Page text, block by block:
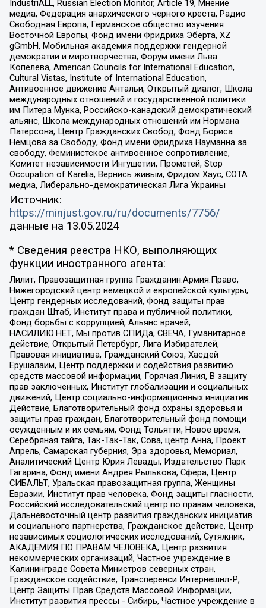
IndustriALL, Russian Election Monitor, Article 19, Мнение
медиа, Федерация анархического черного креста, Радио
Свободная Европа, Германское общество изучения
Восточной Европы, Фонд имени Фридриха Эберта, XZ
gGmbH, Мобильная академия поддержки гендерной
демократии и миротворчества, Форум имени Льва
Копелева, American Councils for International Education,
Cultural Vistas, Institute of International Education,
Антивоенное движение Антальи, Открытый диалог, Школа
международных отношений и государственной политики
им Питера Мунка, Российско-канадский демократический
альянс, Школа международных отношений им Нормана
Патерсона, Центр Гражданских Свобод, Фонд Бориса
Немцова за Свободу, Фонд имени Фридриха Науманна за
свободу, Феминистское антивоенное сопротивление,
Комитет независимости Ингушетии, Прометей, Stop
Occupation of Karelia, Вернись живым, Фридом Хаус, СОТА
медиа, Либерально-демократическая Лига Украины
Источник:
https://minjust.gov.ru/ru/documents/7756/
данные на 13.05.2024
* Сведения реестра НКО, выполняющих
функции иностранного агента:
Лилит, Правозащитная группа Гражданин.Армия.Право,
Нижегородский центр немецкой и европейской культуры,
Центр гендерных исследований, Фонд защиты прав
граждан Штаб, Институт права и публичной политики,
Фонд борьбы с коррупцией, Альянс врачей,
НАСИЛИЮ.НЕТ, Мы против СПИДа, СВЕЧА, Гуманитарное
действие, Открытый Петербург, Лига Избирателей,
Правовая инициатива, Гражданский Союз, Хасдей
Ерушалаим, Центр поддержки и содействия развитию
средств массовой информации, Горячая Линия, В защиту
прав заключенных, Институт глобализации и социальных
движений, Центр социально-информационных инициатив
Действие, Благотворительный фонд охраны здоровья и
защиты прав граждан, Благотворительный фонд помощи
осужденным и их семьям, Фонд Тольятти, Новое время,
Серебряная тайга, Так-Так-Так, Сова, центр Анна, Проект
Апрель, Самарская губерния, Эра здоровья, Мемориал,
Аналитический Центр Юрия Левады, Издательство Парк
Гагарина, Фонд имени Андрея Рылькова, Сфера, Центр
СИБАЛЬТ, Уральская правозащитная группа, Женщины
Евразии, Институт прав человека, Фонд защиты гласности,
Российский исследовательский центр по правам человека,
Дальневосточный центр развития гражданских инициатив
и социального партнерства, Гражданское действие, Центр
независимых социологических исследований, Сутяжник,
АКАДЕМИЯ ПО ПРАВАМ ЧЕЛОВЕКА, Центр развития
некоммерческих организаций, Частное учреждение в
Калининграде Совета Министров северных стран,
Гражданское содействие, Трансперенси Интернешнл-Р,
Центр Защиты Прав Средств Массовой Информации,
Институт развития прессы - Сибирь, Частное учреждение в